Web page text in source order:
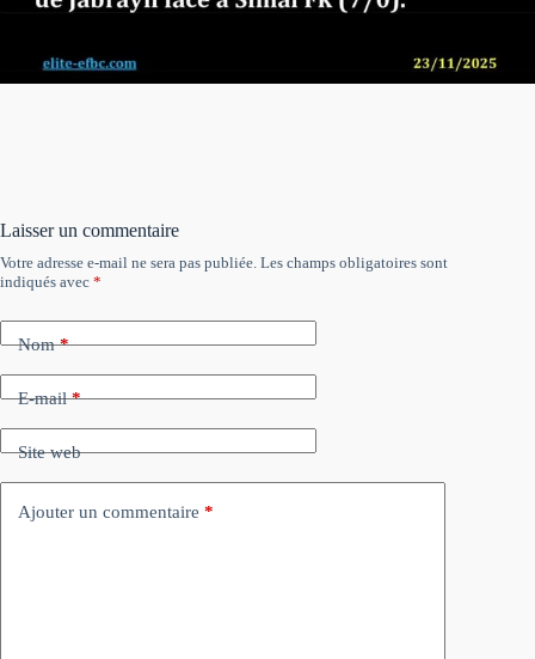
Laisser un commentaire
Votre adresse e-mail ne sera pas publiée. Les champs obligatoires sont
indiqués avec *
Nom*
E-mail*
Site web
Ajouter un commentaire *